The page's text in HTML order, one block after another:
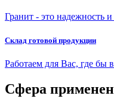
Гранит - это надежность
Склад готовой продукции
Работаем для Вас, где
Сфера